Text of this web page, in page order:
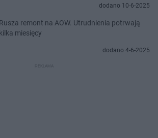
dodano 10-6-2025
Rusza remont na AOW. Utrudnienia potrwają
kilka miesięcy
dodano 4-6-2025